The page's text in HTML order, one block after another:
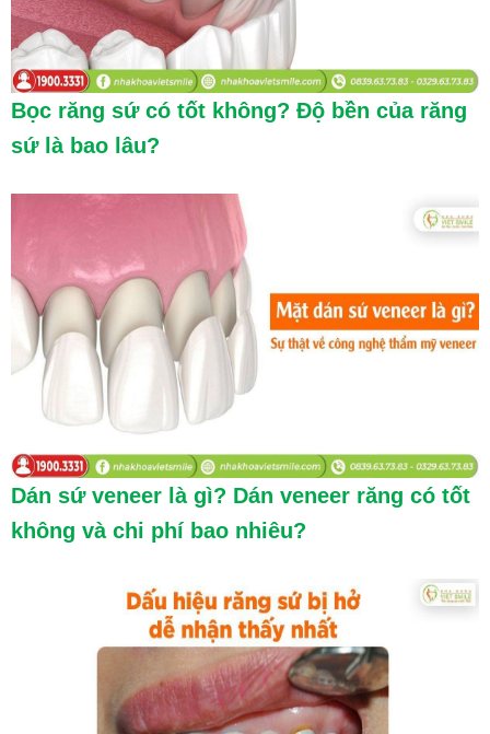
Bọc răng sứ có tốt không? Độ bền của răng
sứ là bao lâu?
Dán sứ veneer là gì? Dán veneer răng có tốt
không và chi phí bao nhiêu?